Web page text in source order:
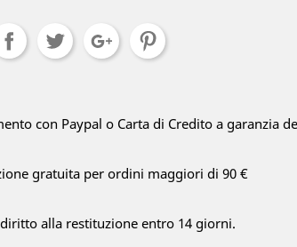
con Paypal o Carta di Credito a garanzia
gratuita per ordini maggiori di 90 €
alla restituzione entro 14 giorni.